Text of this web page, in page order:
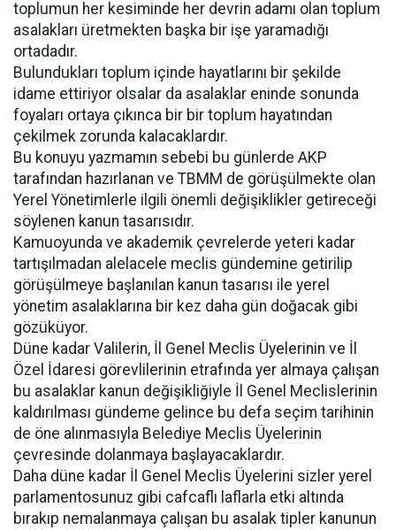
toplumun her kesiminde her devrin adamı olan toplum
asalakları üretmekten başka bir işe yaramadığı
ortadadır.
Bulundukları toplum içinde hayatlarını bir şekilde
idame ettiriyor olsalar da asalaklar eninde sonunda
foyaları ortaya çıkınca bir bir toplum hayatından
çekilmek zorunda kalacaklardır.
Bu konuyu yazmamın sebebi bu günlerde AKP
tarafından hazırlanan ve TBMM de görüşülmekte olan
Yerel Yönetimlerle ilgili önemli değişiklikler getireceği
söylenen kanun tasarısıdır.
Kamuoyunda ve akademik çevrelerde yeteri kadar
tartışılmadan alelacele meclis gündemine getirilip
görüşülmeye başlanılan kanun tasarısı ile yerel
yönetim asalaklarına bir kez daha gün doğacak gibi
gözüküyor.
Düne kadar Valilerin, İl Genel Meclis Üyelerinin ve İl
Özel İdaresi görevlilerinin etrafında yer almaya çalışan
bu asalaklar kanun değişikliğiyle İl Genel Meclislerinin
kaldırılması gündeme gelince bu defa seçim tarihinin
de öne alınmasıyla Belediye Meclis Üyelerinin
çevresinde dolanmaya başlayacaklardır.
Daha düne kadar İl Genel Meclis Üyelerini sizler yerel
parlamentosunuz gibi cafcaflı laflarla etki altında
bırakıp nemalanmaya çalışan bu asalak tipler kanunun